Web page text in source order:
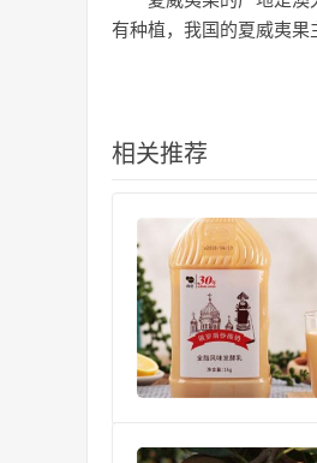
有种植，我国的夏威夷果
相关推荐